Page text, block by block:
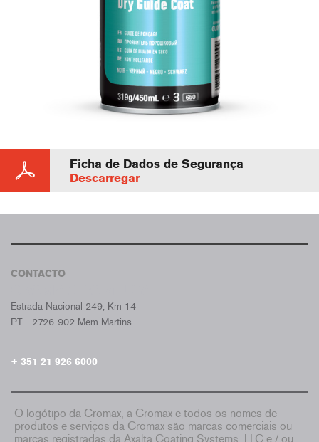
Ficha de Dados de Segurança
Descarregar
CONTACTO
Estrada Nacional 249, Km 14
PT - 2726-902 Mem Martins
+ 351 21 926 6000
O logótipo da Cromax, a Cromax e todos os nomes de
produtos e serviços da Cromax são marcas comerciais ou
marcas registradas da Axalta Coating Systems, LLC e / ou